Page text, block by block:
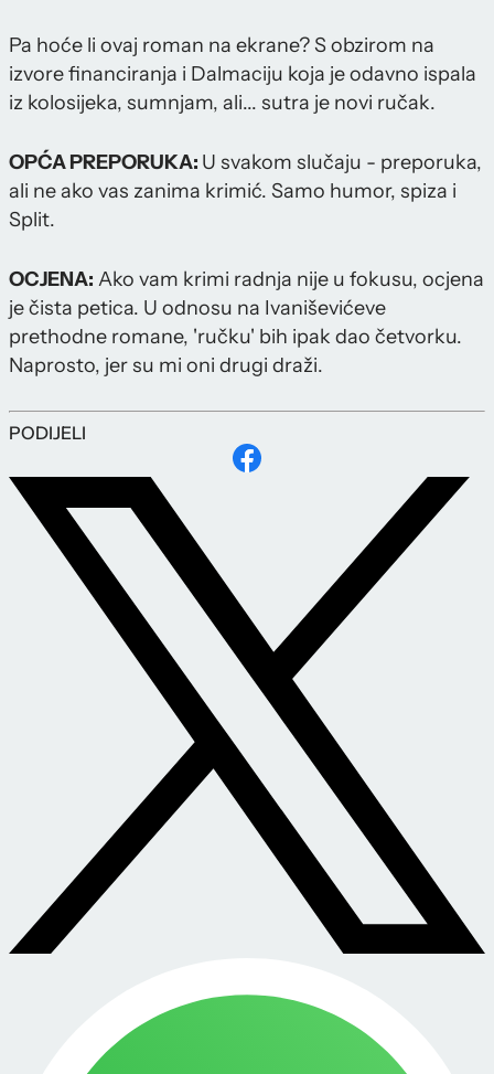
Pa hoće li ovaj roman na ekrane? S obzirom na
izvore financiranja i Dalmaciju koja je odavno ispala
iz kolosijeka, sumnjam, ali... sutra je novi ručak.
OPĆA PREPORUKA: U svakom slučaju - preporuka,
ali ne ako vas zanima krimić. Samo humor, spiza i
Split.
OCJENA: Ako vam krimi radnja nije u fokusu, ocjena
je čista petica. U odnosu na Ivaniševićeve
prethodne romane, 'ručku' bih ipak dao četvorku.
Naprosto, jer su mi oni drugi draži.
PODIJELI